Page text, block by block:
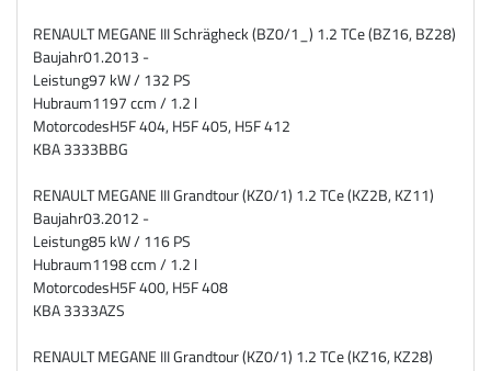
RENAULT MEGANE III Schrägheck (BZ0/1_) 1.2 TCe (BZ16, BZ28)
Baujahr01.2013 -
Leistung97 kW / 132 PS
Hubraum1197 ccm / 1.2 l
MotorcodesH5F 404, H5F 405, H5F 412
KBA3333BBG
RENAULT MEGANE III Grandtour (KZ0/1) 1.2 TCe (KZ2B, KZ11)
Baujahr03.2012 -
Leistung85 kW / 116 PS
Hubraum1198 ccm / 1.2 l
MotorcodesH5F 400, H5F 408
KBA3333AZS
RENAULT MEGANE III Grandtour (KZ0/1) 1.2 TCe (KZ16, KZ28)